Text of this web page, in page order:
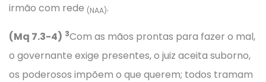
irmão com rede (NAA).
(Mq 7.3-4) 3Com as mãos prontas para fazer o mal,
o governante exige presentes, o juiz aceita suborno,
os poderosos impõem o que querem; todos tramam